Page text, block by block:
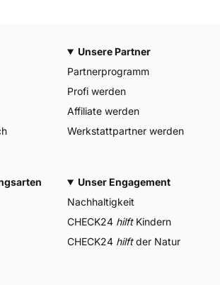
Unsere Partner
Partnerprogramm
Profi werden
Affiliate werden
Werkstattpartner werden
Unser Engagement
Nachhaltigkeit
CHECK24 hilftKindern
CHECK24 hilftder Natur